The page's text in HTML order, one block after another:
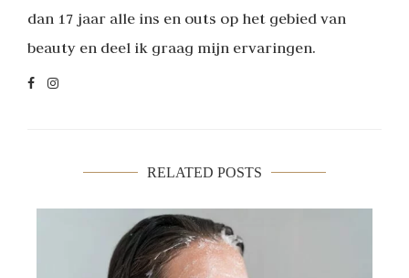
dan 17 jaar alle ins en outs op het gebied van
beauty en deel ik graag mijn ervaringen.
RELATED POSTS